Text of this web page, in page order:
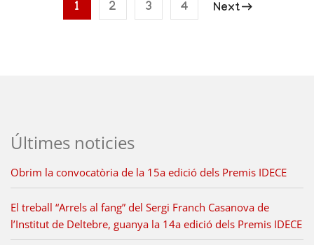
1 2 3 4 Next
Últimes noticies
Obrim la convocatòria de la 15a edició dels Premis IDECE
El treball “Arrels al fang” del Sergi Franch Casanova de
l’Institut de Deltebre, guanya la 14a edició dels Premis IDECE